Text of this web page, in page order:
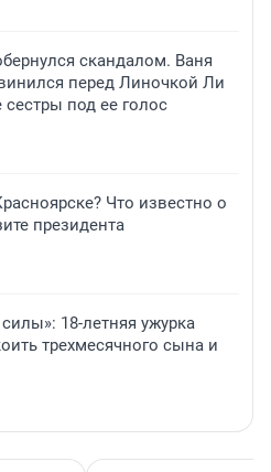
скандалом. Ваня
перед Линочкой Ли
под ее голос
Что известно о
президента
18-летняя ужурка
трехмесячного сына и